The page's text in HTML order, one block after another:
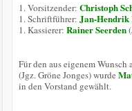
1. Vorsitzender: Christoph
1. Schriftführer: Jan-Hendrik
1. Kassierer: Rainer Seerden
Für den aus eigenem Wunsch
(Jgz. Gröne Jonges) wurde
in den Vorstand gewählt.